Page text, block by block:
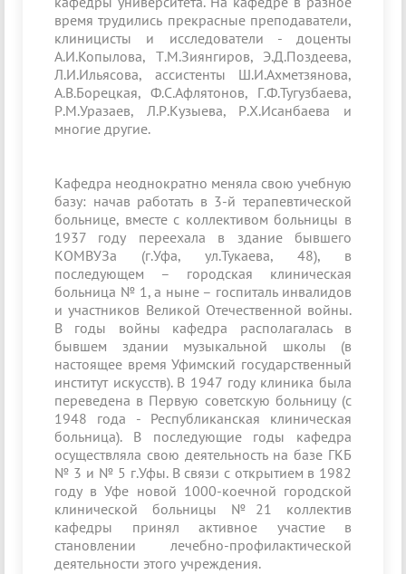
время трудились прекрасные преподаватели,
клиницисты и исследователи - доценты
А.И.Копылова, Т.М.Зиянгиров, Э.Д.Поздеева,
Л.И.Ильясова, ассистенты Ш.И.Ахметзянова,
А.В.Борецкая, Ф.С.Афлятонов, Г.Ф.Тугузбаева,
Р.М.Уразаев, Л.Р.Кузыева, Р.Х.Исанбаева и
многие другие.
Кафедра неоднократно меняла свою учебную
базу: начав работать в 3-й терапевтической
больнице, вместе с кол­лективом больницы в
1937 году переехала в здание бывшего
КОМВУЗа (г.Уфа, ул.Тукаева, 48), в
последующем – городская клиническая
больница № 1, а ныне – госпиталь инвалидов
и участников Великой Отечественной войны.
В годы войны кафедра располагалась в
бывшем здании музыкальной школы (в
настоящее время Уфимский государственный
институт искусств). В 1947 году клиника была
переведена в Первую советскую больницу (с
1948 года - Республиканская кли­ническая
больница). В последующие годы кафедра
осуществляла свою деятельность на базе ГКБ
№ 3 и № 5 г.Уфы. В связи с открытием в 1982
году в Уфе новой 1000-коечной городской
клинической больницы №21 коллектив
кафедры принял активное участие в
становлении лечебно-профилактической
деятель­ности этого учреждения.